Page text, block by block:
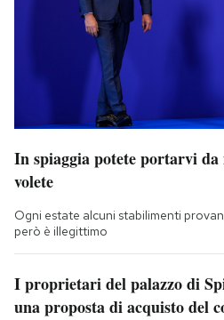
In spiaggia potete portarvi da
volete
Ogni estate alcuni stabilimenti
però è illegittimo
I proprietari del palazzo di
una proposta di acquisto del